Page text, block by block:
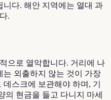
니다. 해안 지역에는 열대 과
.
으로 열악합니다. 거리에 나
는 외출하지 않는 것이 가장
스크에 보관해야 하며, 기
의 현금을 들고 다니지 마세